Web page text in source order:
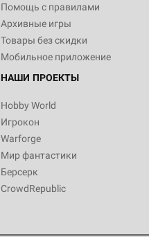
Помощь с правилами
Архивные игры
Товары без скидки
Мобильное приложение
НАШИ ПРОЕКТЫ
Hobby World
Игрокон
Warforge
Мир фантастики
Берсерк
CrowdRepublic